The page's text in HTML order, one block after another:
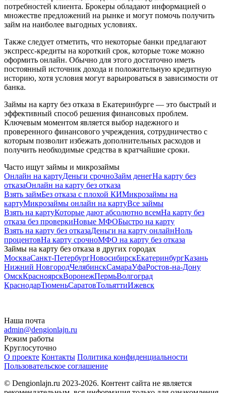
потребностей клиента. Брокеры обладают информацией о
множестве предложений на рынке и могут помочь получить
займ на наиболее выгодных условиях.
Также следует отметить, что некоторые банки предлагают
экспресс-кредиты на короткий срок, которые тоже можно
оформить онлайн. Обычно для этого достаточно иметь
постоянный источник дохода и положительную кредитную
историю, хотя условия могут варьироваться в зависимости от
банка.
Займы на карту без отказа в Екатеринбурге — это быстрый и
эффективный способ решения финансовых проблем.
Ключевым моментом является выбор надежного и
проверенного финансового учреждения, сотрудничество с
которым позволит избежать дополнительных расходов и
получить необходимые средства в кратчайшие сроки.
Часто ищут займы и микрозаймы
Онлайн на картуДеньги срочноЗайм денегНа карту без
отказаОнлайн на карту без отказа
Взять займБез отказа с плохой КИМикрозаймы на
картуМикрозаймы онлайн на картуВсе займы
Взять на картуКоторые дают абсолютно всемНа карту без
отказа без проверкиНовые МФОБыстро на карту
Взять на карту без отказаДеньги на карту онлайнНоль
процентовНа карту срочноМФО на карту без отказа
Займы на карту без отказа в других городах
МоскваСанкт-ПетербургНовосибирскЕкатеринбургКазань
Нижний НовгородЧелябинскСамараУфаРостов-на-Дону
ОмскКрасноярскВоронежПермьВолгоград
КраснодарТюменьСаратовТольяттиИжевск
Наша почта
admin@dengionlajn.ru
Режим работы
Круглосуточно
О проекте Контакты Политика конфиденциальности
Пользовательское соглашение
© Dengionlajn.ru 2023-2026. Контент сайта не является